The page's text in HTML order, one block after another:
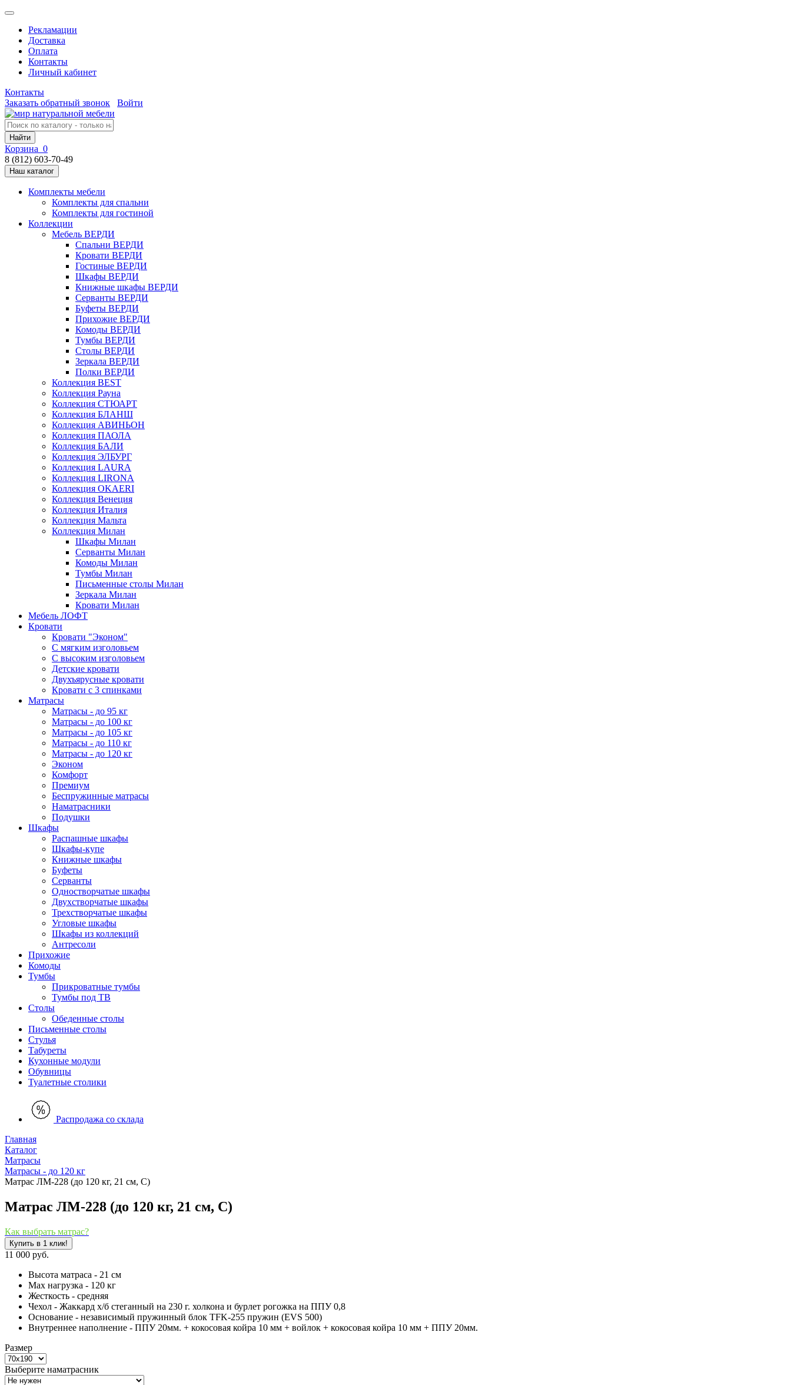
Рекламации
Доставка
Оплата
Контакты
Личный кабинет
Контакты
Заказать обратный звонок
Войти
Найти
Корзина 0
8 (812) 603-70-49
Наш каталог
Комплекты мебели
Комплекты для спальни
Комплекты для гостиной
Коллекции
Мебель ВЕРДИ
Спальни ВЕРДИ
Кровати ВЕРДИ
Гостиные ВЕРДИ
Шкафы ВЕРДИ
Книжные шкафы ВЕРДИ
Серванты ВЕРДИ
Буфеты ВЕРДИ
Прихожие ВЕРДИ
Комоды ВЕРДИ
Тумбы ВЕРДИ
Столы ВЕРДИ
Зеркала ВЕРДИ
Полки ВЕРДИ
Коллекция BEST
Коллекция Рауна
Коллекция СТЮАРТ
Коллекция БЛАНШ
Коллекция АВИНЬОН
Коллекция ПАОЛА
Коллекция БАЛИ
Коллекция ЭЛБУРГ
Коллекция LAURA
Коллекция LIRONA
Коллекция OKAERI
Коллекция Венеция
Коллекция Италия
Коллекция Мальта
Коллекция Милан
Шкафы Милан
Серванты Милан
Комоды Милан
Тумбы Милан
Письменные столы Милан
Зеркала Милан
Кровати Милан
Мебель ЛОФТ
Кровати
Кровати "Эконом"
С мягким изголовьем
С высоким изголовьем
Детские кровати
Двухъярусные кровати
Кровати с 3 спинками
Матрасы
Матрасы - до 95 кг
Матрасы - до 100 кг
Матрасы - до 105 кг
Матрасы - до 110 кг
Матрасы - до 120 кг
Эконом
Комфорт
Премиум
Беспружинные матрасы
Наматрасники
Подушки
Шкафы
Распашные шкафы
Шкафы-купе
Книжные шкафы
Буфеты
Серванты
Одностворчатые шкафы
Двухстворчатые шкафы
Трехстворчатые шкафы
Угловые шкафы
Шкафы из коллекций
Антресоли
Прихожие
Комоды
Тумбы
Прикроватные тумбы
Тумбы под ТВ
Столы
Обеденные столы
Письменные столы
Стулья
Табуреты
Кухонные модули
Обувницы
Туалетные столики
Распродажа со склада
Главная
Каталог
Матрасы
Матрасы - до 120 кг
Матрас ЛМ-228 (до 120 кг, 21 см, С)
Матрас ЛМ-228 (до 120 кг, 21 см, С)
Как выбрать матрас?
Купить в 1 клик!
11 000 руб.
Высота матраса - 21 см
Мах нагрузка - 120 кг
Жесткость - средняя
Чехол - Жаккард х/б стеганный на 230 г. холкона и бурлет рогожка на ППУ 0,8
Основание - независимый пружинный блок TFK-255 пружин (EVS 500)
Внутреннее наполнение - ППУ 20мм. + кокосовая койра 10 мм + войлок + кокосовая койра 10 мм + ППУ 20мм.
Размер
Выберите наматрасник